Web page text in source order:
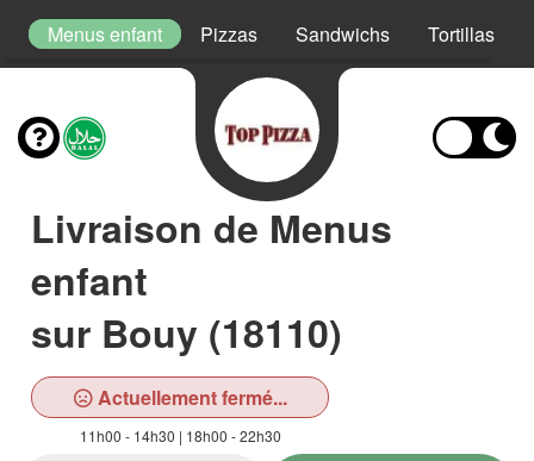
Menus enfant Pizzas Sandwichs Tortillas
Livraison de Menus
enfant
sur Bouy (18110)
Actuellement fermé...
11h00 - 14h30 | 18h00 - 22h30